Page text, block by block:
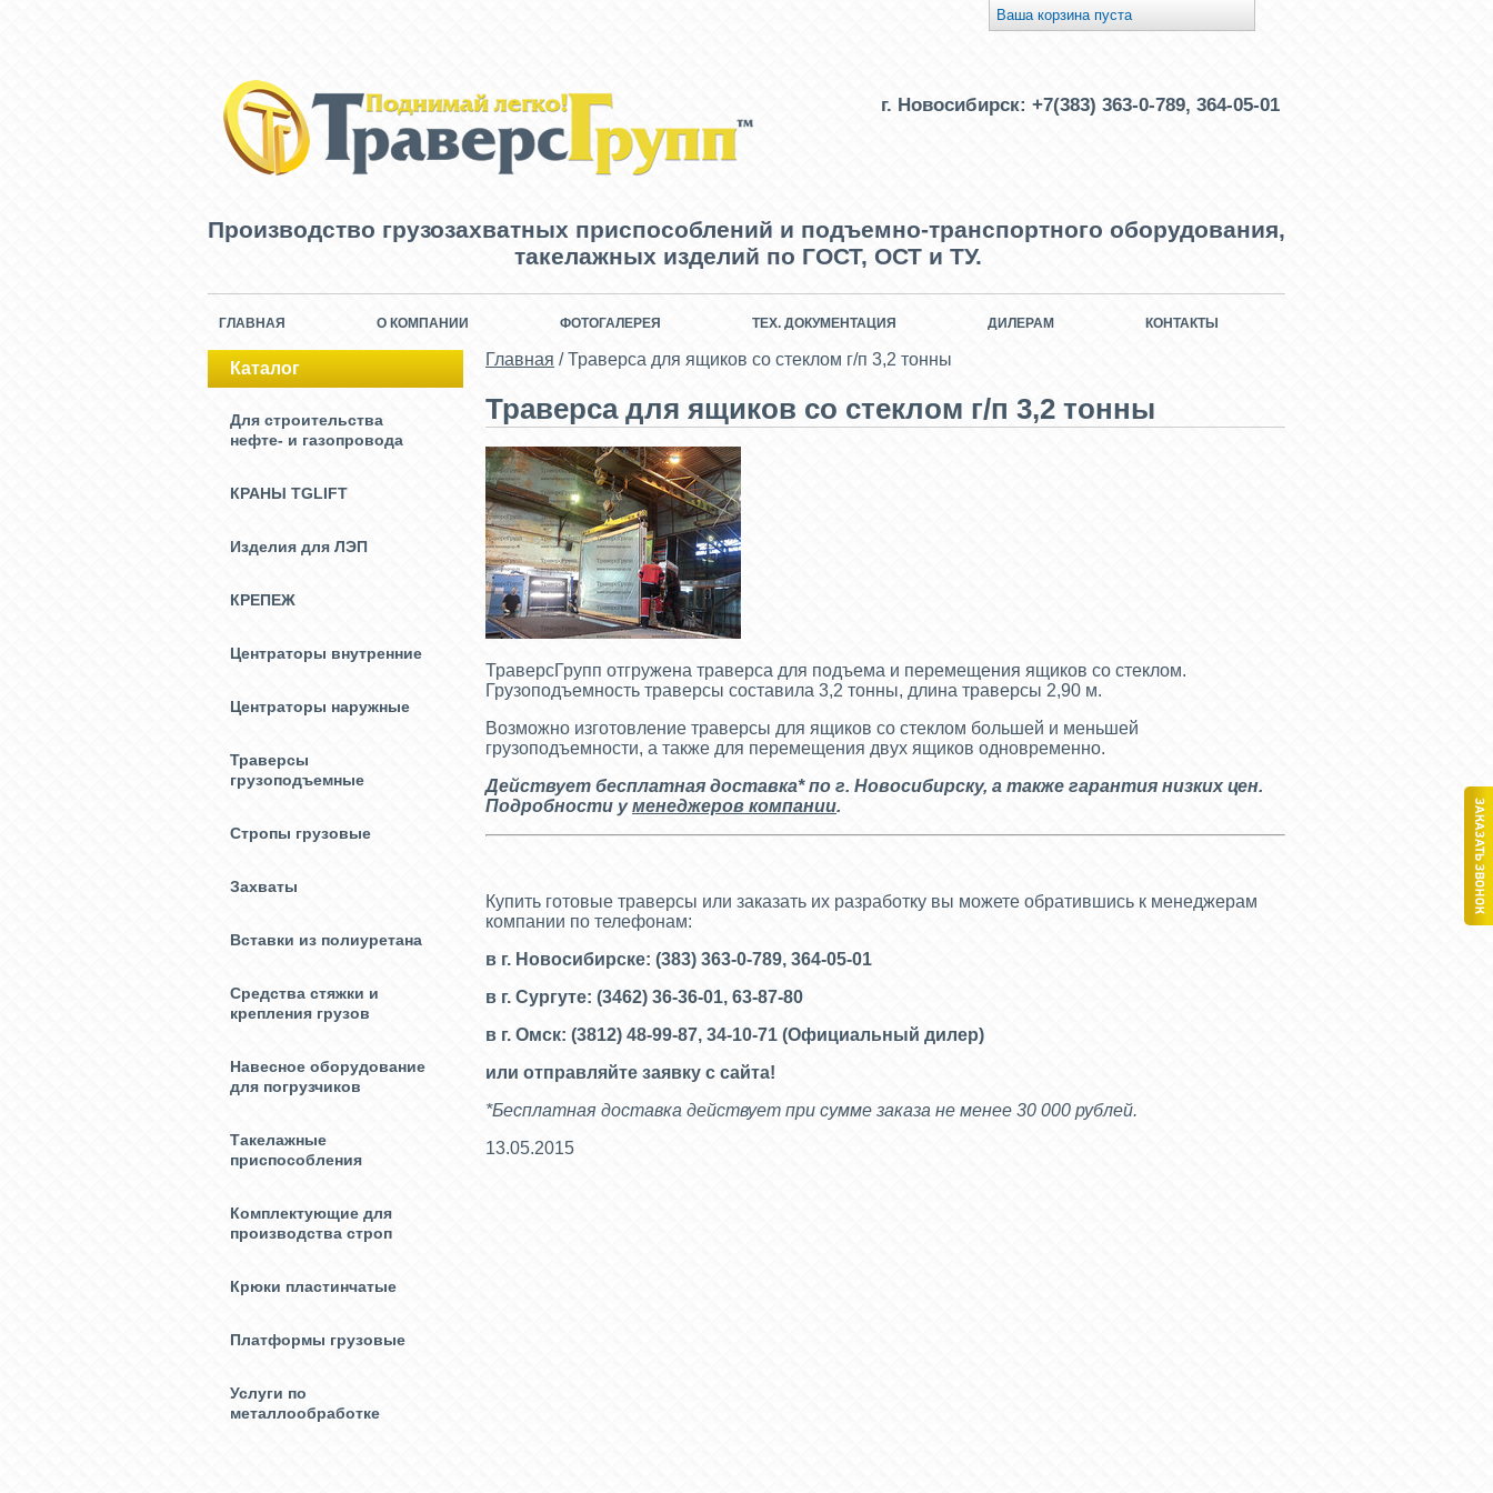
Ваша корзина пуста
г. Новосибирск: +7(383) 363-0-789, 364-05-01
Производство грузозахватных приспособлений и подъемно-транспортного оборудования,
такелажных изделий по ГОСТ, ОСТ и ТУ.
ГЛАВНАЯ О КОМПАНИИ ФОТОГАЛЕРЕЯ ТЕХ. ДОКУМЕНТАЦИЯ ДИЛЕРАМ КОНТАКТЫ
Каталог
Для строительства
нефте- и газопровода
КРАНЫ TGLIFT
Изделия для ЛЭП
КРЕПЕЖ
Центраторы внутренние
Центраторы наружные
Траверсы
грузоподъемные
Стропы грузовые
Захваты
Вставки из полиуретана
Средства стяжки и
крепления грузов
Навесное оборудование
для погрузчиков
Такелажные
приспособления
Комплектующие для
производства строп
Крюки пластинчатые
Платформы грузовые
Услуги по
металлообработке
Главная /Траверса для ящиков со стеклом г/п 3,2 тонны
Траверса для ящиков со стеклом г/п 3,2 тонны
ТраверсГрупп отгружена траверса для подъема и перемещения ящиков со стеклом.
Грузоподъемность траверсы составила 3,2 тонны, длина траверсы 2,90 м.
Возможно изготовление траверсы для ящиков со стеклом большей и меньшей
грузоподъемности, а также для перемещения двух ящиков одновременно.
Действует бесплатная доставка* по г. Новосибирску, а также гарантия низких цен.
Подробности уменеджеров компании.
Купить готовые траверсы или заказать их разработку вы можете обратившись к менеджерам
компании по телефонам:
в г. Новосибирске: (383) 363-0-789, 364-05-01
в г. Сургуте: (3462) 36-36-01, 63-87-80
в г. Омск: (3812) 48-99-87, 34-10-71 (Официальный дилер)
или отправляйте заявку с сайта!
*Бесплатная доставка действует при сумме заказа не менее 30 000 рублей.
13.05.2015